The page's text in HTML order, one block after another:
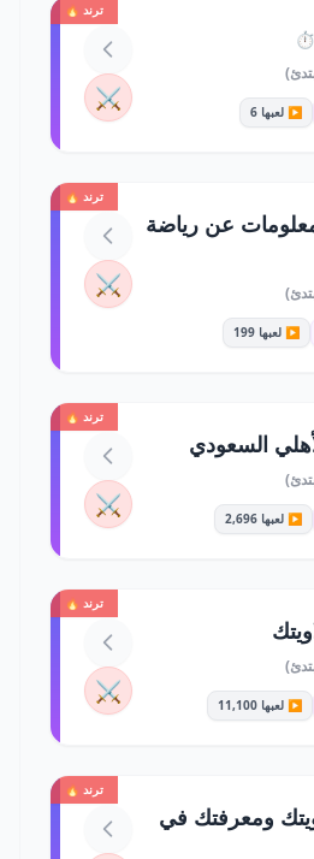
ترند 🔥
⏱️
▶️ لعبها 6 ⚔️
ترند 🔥
عن رياضة
▶️ لعبها 199
⚔️
ترند 🔥
السعودي
▶️ لعبها 2,696 ⚔️
ترند 🔥
▶️ لعبها 11,100 ⚔️
ترند 🔥
ومعرفتك في